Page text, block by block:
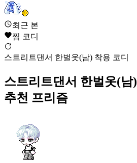
맑은 영혼
436
230
진주 구름(여)
230
가을 햇살(여)
스트리트댄서 한벌옷(남)
최근 본
찜 코디
스트리트댄서 한벌옷(남) 착용 코디
스트리트댄서 한벌옷(남)
추천 프리즘